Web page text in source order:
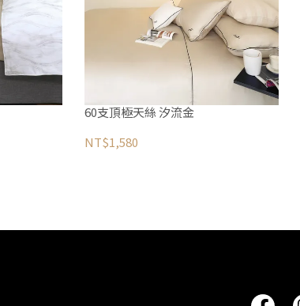
60支頂極天絲 汐流金
NT$1,580